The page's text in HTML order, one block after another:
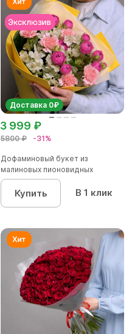
Доставка 0₽
5800 ₽ -31%
3 999 ₽
Дофаминовый букет из
малиновых пионовидных
кустовых роз...
Купить В 1 клик